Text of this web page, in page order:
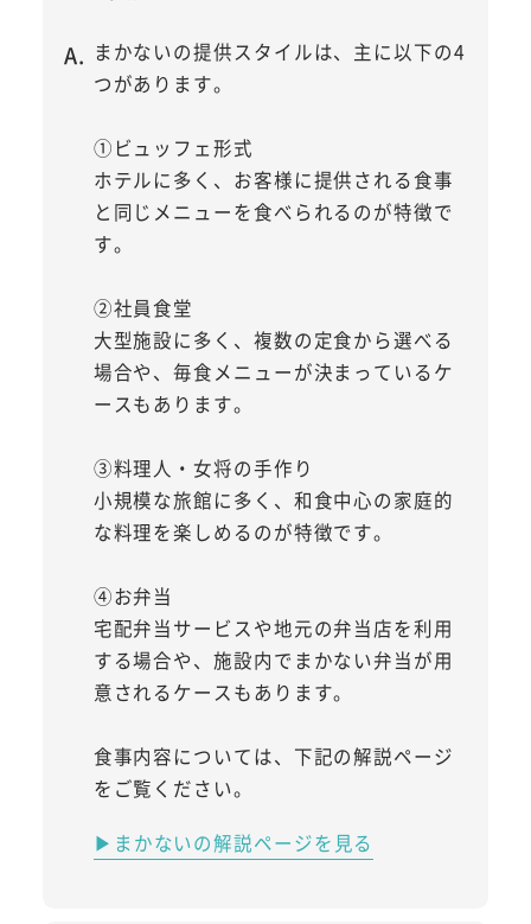
まかないの提供スタイルは、主に以下の4
つがあります。
①ビュッフェ形式
ホテルに多く、お客様に提供される食事
と同じメニューを食べられるのが特徴で
す。
②社員食堂
大型施設に多く、複数の定食から選べる
場合や、毎食メニューが決まっているケ
ースもあります。
③料理人・女将の手作り
小規模な旅館に多く、和食中心の家庭的
な料理を楽しめるのが特徴です。
④お弁当
宅配弁当サービスや地元の弁当店を利用
する場合や、施設内でまかない弁当が用
意されるケースもあります。
食事内容については、下記の解説ページ
をご覧ください。
▶まかないの解説ページを見る